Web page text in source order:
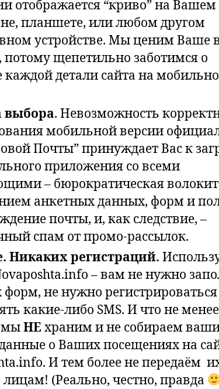
отображается “криво” на Вашем
планшете, или любом другом
устройстве. Мы ценим Ваше
щепетильно заботимся о
каждой детали сайта на
выбора. Невозможность
мобильной версии
Почты” принуждает Вас к
приложения со всеми
– бюрократическая
анкетных данных, форм и
почты, и, как следствие, –
спам от промо-рассылок.
Никаких регистраций.
– вам не нужно
не нужно
какие-либо SMS. И что не менее
мыНЕ храним и не собираем
о Ваших посещениях на
И тем более не передаём
(Реально, честно, правда